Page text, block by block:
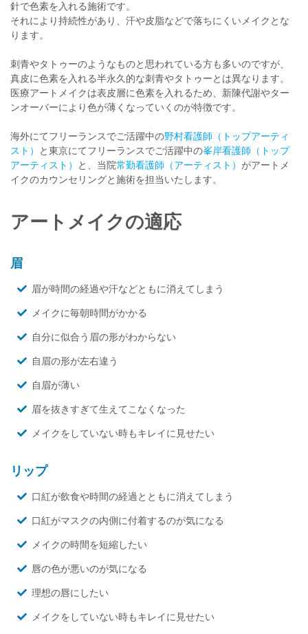
針で色素を入れる施術です。
それにより持続性があり、汗や皮脂などで落ちにくいメイクとな
ります。
刺青やタトゥーのようなものと思われている方も多いのですが、
真皮に色素を入れる半永久的な刺青やタトゥーとは異なります。
医療アートメイクは表皮層に色素を入れるため、新陳代謝やター
ンオーバーにより色が薄くなっていくのが特徴です。
海外にてフリーランスでご活躍中の野村看護師（トップアーティ
スト）
と東京にてフリーランスでご活躍中の峯岸看護師（トップ
アーティスト）
と、当院常勤看護師（アーティスト） がアートメ
イクのカウンセリングと施術を担当いたします。
アートメイクの適応
眉
眉が時間の経過や汗などともに消えてしまう
メイクに毎朝時間がかかる
自分に似合う眉の形がわからない
自眉の形が左右違う
自眉が薄い
眉を抜きすぎて生えてこなくなった
メイクをしていない時もキレイに見せたい
リップ
口紅が飲食や時間の経過とともに消えてしまう
口紅がマスクの内側に付着するのが気になる
メイクの時間を短縮したい
唇の色が悪いのが気になる
理想の唇にしたい
メイクをしていない時もキレイに見せたい